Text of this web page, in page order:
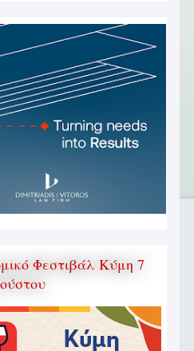
Φεστιβάλ Κύμη 7